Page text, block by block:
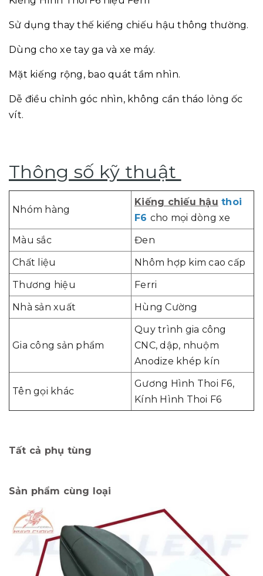
Sử dụng thay thế kiếng chiếu hậu thông thường.
Dùng cho xe tay ga và xe máy.
Mặt kiếng rộng, bao quát tầm nhìn.
Dễ điều chỉnh góc nhìn, không cần tháo lỏng ốc
vít.
Thông số kỹ thuật
Nhóm hàng
Kiếng chiếu hậu thoi
F6 cho mọi dòng xe
Màu sắc
Đen
Chất liệu
Nhôm hợp kim cao cấp
Thương hiệu
Ferri
Nhà sản xuất
Hùng Cường
Gia công sản phẩm
Quy trình gia công
CNC, dập, nhuộm
Anodize khép kín
Tên gọi khác
Gương Hình Thoi F6,
Kính Hình Thoi F6
Tất cả phụ tùng
Sản phẩm cùng loại